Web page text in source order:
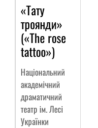
«Тату
троянди»
(«The rose
tattoo»)
Національний
академічний
драматичний
театр ім. Лесі
Українки